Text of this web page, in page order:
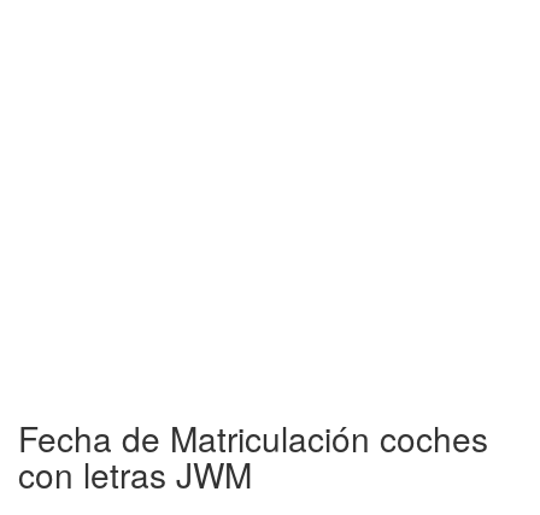
Fecha de Matriculación coches
con letras JWM